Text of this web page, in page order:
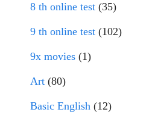
8 th online test (35)
9 th online test (102)
9x movies (1)
Art (80)
Basic English (12)